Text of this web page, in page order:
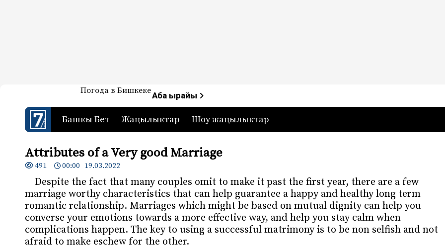
7-канал. Жаңылыктар — Кыргызстан
Жаңылыктар — Кыргызстан
Погода в БишкекеАба ырайы
Башкы Бет Жаңылыктар Шоу жаңылыктар
Attributes of a Very good Marriage
491 00:00 19.03.2022
Despite the fact that many couples omit to make it past the first year, there are a few
marriage worthy characteristics that can help guarantee a happy and healthy long term
romantic relationship. Marriages which might be based on mutual dignity can help you
converse your emotions towards a more effective way, and help you stay calm when
complications happen. The key to using a successful matrimony is to be non selfish and not
afraid to make eschew for the other.